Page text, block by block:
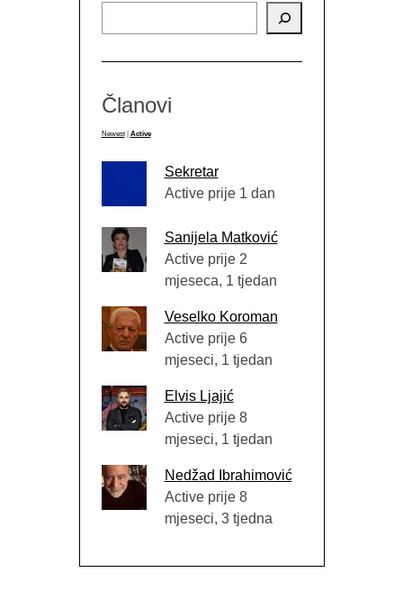
Članovi
Newest Active
Sekretar
Active prije 1 dan
Sanijela Matković
Active prije 2
mjeseca, 1 tjedan
Veselko Koroman
Active prije 6
mjeseci, 1 tjedan
Elvis Ljajić
Active prije 8
mjeseci, 1 tjedan
Nedžad Ibrahimović
Active prije 8
mjeseci, 3 tjedna